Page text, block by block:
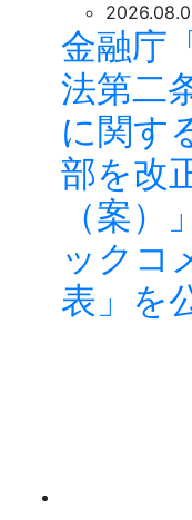
金融庁
法第二
に関す
部を改
（案
ックコ
表」を